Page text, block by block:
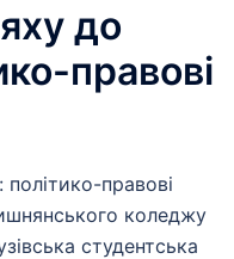
до
правові
правові
коледжу
студентська